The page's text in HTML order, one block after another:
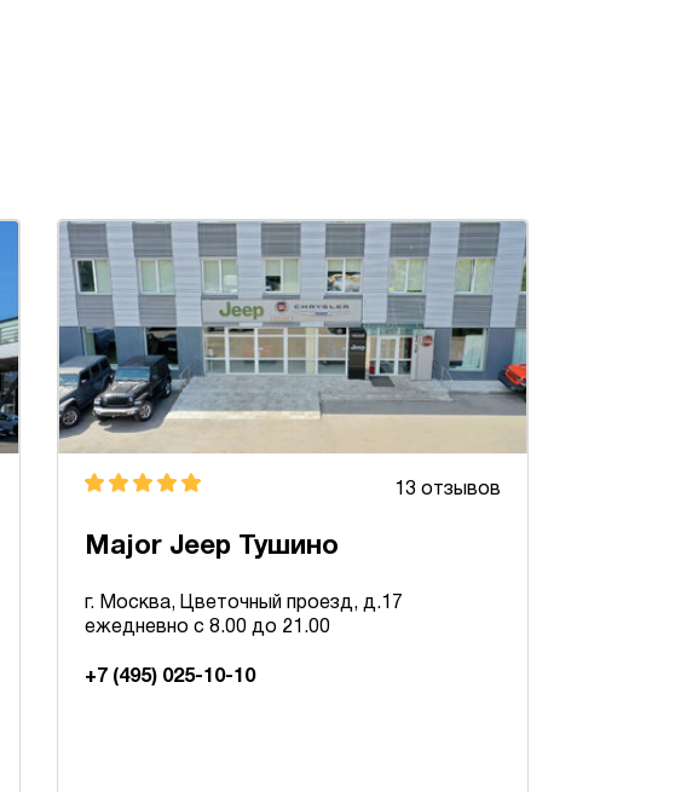
13 отзывов
Major Jeep Тушино
г. Москва, Цветочный проезд, д.17
ежедневно с 8.00 до 21.00
+7 (495) 025-10-10